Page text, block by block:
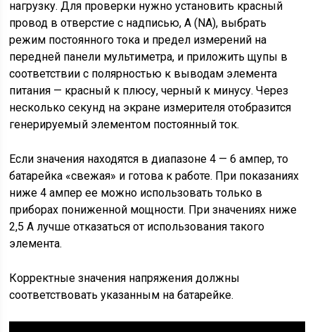
нагрузку. Для проверки нужно установить красный
провод в отверстие с надписью, А (NA), выбрать
режим постоянного тока и предел измерений на
передней панели мультиметра, и приложить щупы в
соответствии с полярностью к выводам элемента
питания — красный к плюсу, черный к минусу. Через
несколько секунд на экране измерителя отобразится
генерируемый элементом постоянный ток.
Если значения находятся в диапазоне 4 — 6 ампер, то
батарейка «свежая» и готова к работе. При показаниях
ниже 4 ампер ее можно использовать только в
приборах пониженной мощности. При значениях ниже
2,5 А лучше отказаться от использования такого
элемента.
Корректные значения напряжения должны
соответствовать указанным на батарейке.